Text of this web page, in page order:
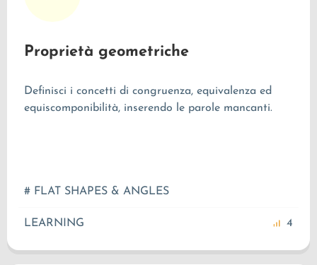
Proprietà geometriche
Definisci i concetti di congruenza, equivalenza ed
equiscomponibilità, inserendo le parole mancanti.
# FLAT SHAPES & ANGLES
LEARNING 4